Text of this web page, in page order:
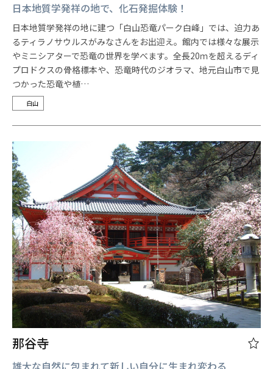
日本地質学発祥の地で、化石発掘体験！
日本地質学発祥の地に建つ「白山恐竜パーク白峰」では、迫力あ
るティラノサウルスがみなさんをお出迎え。館内では様々な展示
やミニシアターで恐竜の世界を学べます。全長20ｍを超えるディ
プロドクスの骨格標本や、恐竜時代のジオラマ、地元白山市で見
つかった恐竜や植…
白山
那谷寺
雄大な自然に包まれて新しい自分に生まれ変わる